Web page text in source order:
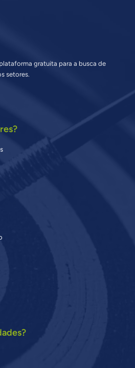
gratuita para a busca de
setores.